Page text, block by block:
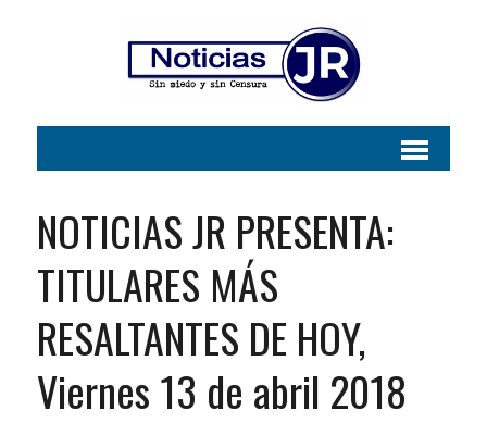
NOTICIAS JR PRESENTA:
TITULARES MÁS
RESALTANTES DE HOY,
Viernes 13 de abril 2018